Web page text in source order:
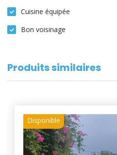
Cuisine équipée
Bon voisinage
Produits similaires
Disponible